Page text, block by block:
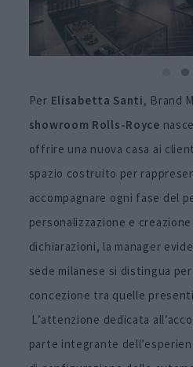
Per Elisabetta Santi, Brand
showroom Rolls-Royce
offrire una nuova casa ai
spazio costruito per
accompagnare ogni fase del
personalizzazione e
dichiarazioni, la manager
sede milanese si distingua
concezione tra quelle
L’attenzione dedicata
parte integrante